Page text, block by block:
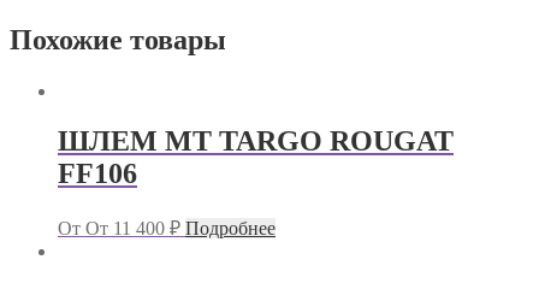
Похожие товары
ШЛЕМ MT TARGO ROUGAT
FF106
От От 11 400 ₽ Подробнее